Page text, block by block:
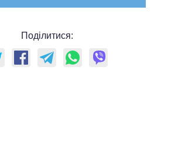
Поділитися: